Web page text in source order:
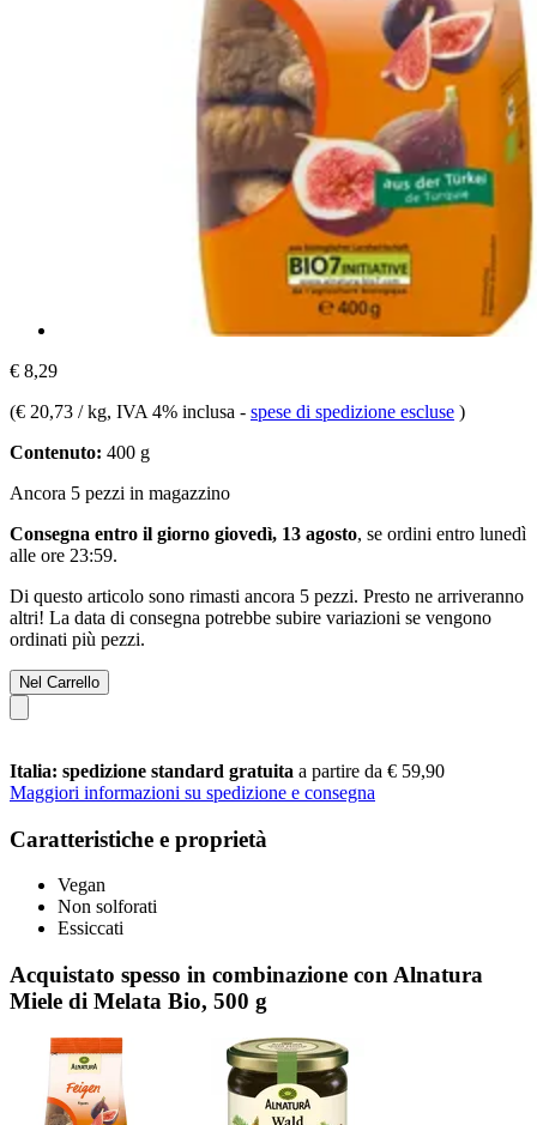
€ 8,29
(€ 20,73 / kg, IVA 4% inclusa - spese di spedizione escluse )
Contenuto: 400 g
Ancora 5 pezzi in magazzino
Consegna entro il giorno giovedì, 13 agosto, se ordini entro lunedì
alle ore 23:59.
Di questo articolo sono rimasti ancora 5 pezzi. Presto ne arriveranno
altri! La data di consegna potrebbe subire variazioni se vengono
ordinati più pezzi.
Nel Carrello
Italia: spedizione standard gratuita a partire da € 59,90
Maggiori informazioni su spedizione e consegna
Caratteristiche e proprietà
Vegan
Non solforati
Essiccati
Acquistato spesso in combinazione con Alnatura
Miele di Melata Bio, 500 g